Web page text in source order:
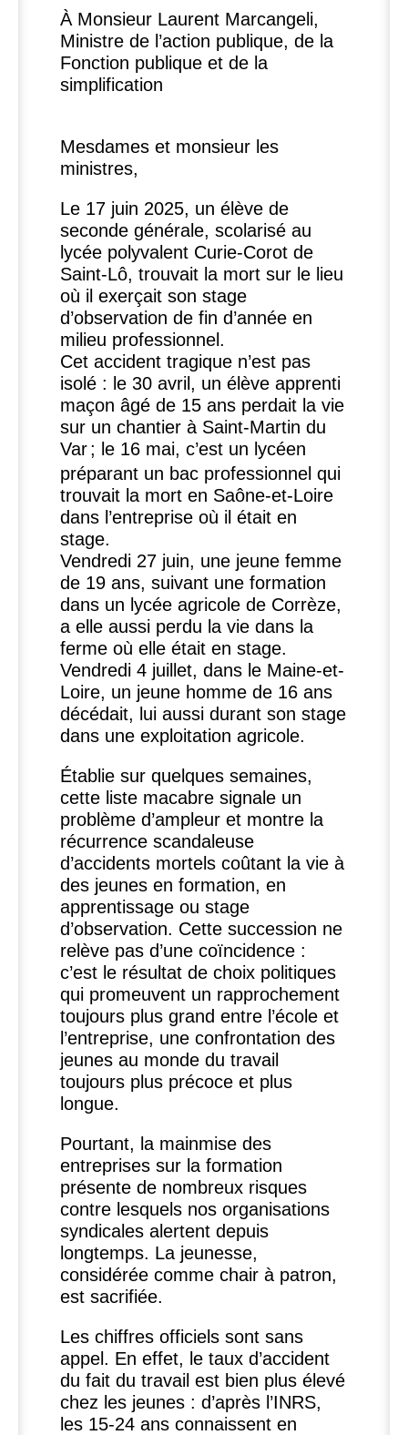
À Monsieur Laurent Marcangeli,
Ministre de l’action publique, de la
Fonction publique et de la
simplification
Mesdames et monsieur les
ministres,
Le 17 juin 2025, un élève de
seconde générale, scolarisé au
lycée polyvalent Curie-Corot de
Saint-Lô, trouvait la mort sur le lieu
où il exerçait son stage
d’observation de fin d’année en
milieu professionnel.
Cet accident tragique n’est pas
isolé : le 30 avril, un élève apprenti
maçon âgé de 15 ans perdait la vie
sur un chantier à Saint-Martin du
Var; le 16 mai, c’est un lycéen
préparant un bac professionnel qui
trouvait la mort en Saône-et-Loire
dans l’entreprise où il était en
stage.
Vendredi 27 juin, une jeune femme
de 19 ans, suivant une formation
dans un lycée agricole de Corrèze,
a elle aussi perdu la vie dans la
ferme où elle était en stage.
Vendredi 4 juillet, dans le Maine-et-
Loire, un jeune homme de 16 ans
décédait, lui aussi durant son stage
dans une exploitation agricole.
Établie sur quelques semaines,
cette liste macabre signale un
problème d’ampleur et montre la
récurrence scandaleuse
d’accidents mortels coûtant la vie à
des jeunes en formation, en
apprentissage ou stage
d’observation. Cette succession ne
relève pas d’une coïncidence :
c’est le résultat de choix politiques
qui promeuvent un rapprochement
toujours plus grand entre l’école et
l’entreprise, une confrontation des
jeunes au monde du travail
toujours plus précoce et plus
longue.
Pourtant, la mainmise des
entreprises sur la formation
présente de nombreux risques
contre lesquels nos organisations
syndicales alertent depuis
longtemps. La jeunesse,
considérée comme chair à patron,
est sacrifiée.
Les chiffres officiels sont sans
appel. En effet, le taux d’accident
du fait du travail est bien plus élevé
chez les jeunes : d’après l’INRS,
les 15-24 ans connaissent en